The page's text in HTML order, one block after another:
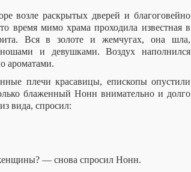
возле раскрытых дверей и благоговейно
время мимо храма проходила известная в
Вся в золоте и жемчугах, она шла,
и девушками. Воздух наполнился
ароматами.
плечи красавицы, епископы опустили
блаженный Нонн внимательно и долго
вида, спросил:
— снова спросил Нонн.